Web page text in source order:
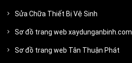
Sửa Chữa Thiết Bị Vệ Sinh
Sơ đồ trang web xaydunganbinh.com
Sơ đồ trang web Tân Thuận Phát